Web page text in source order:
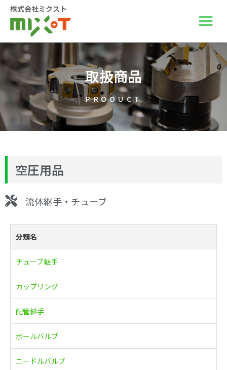
株式会社ミクスト
取扱商品
PRODUCT
空圧用品
流体継手・チューブ
分類名
チューブ継手
カップリング
配管継手
ボールバルブ
ニードルバルブ